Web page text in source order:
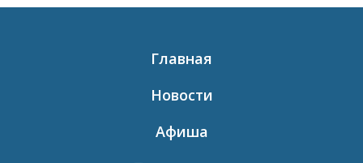
Главная
Новости
Афиша